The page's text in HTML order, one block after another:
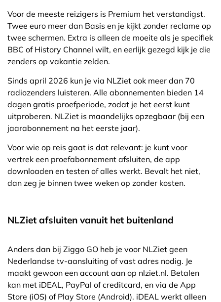
Voor de meeste reizigers is Premium het verstandigst.
Twee euro meer dan Basis en je kijkt zonder reclame op
twee schermen. Extra is alleen de moeite als je specifiek
BBC of History Channel wilt, en eerlijk gezegd kijk je die
zenders op vakantie zelden.
Sinds april 2026 kun je via NLZiet ook meer dan 70
radiozenders luisteren. Alle abonnementen bieden 14
dagen gratis proefperiode, zodat je het eerst kunt
uitproberen. NLZiet is maandelijks opzegbaar (bij een
jaarabonnement na het eerste jaar).
Voor wie op reis gaat is dat relevant: je kunt voor
vertrek een proefabonnement afsluiten, de app
downloaden en testen of alles werkt. Bevalt het niet,
dan zeg je binnen twee weken op zonder kosten.
NLZiet afsluiten vanuit het buitenland
Anders dan bij Ziggo GO heb je voor NLZiet geen
Nederlandse tv-aansluiting of vast adres nodig. Je
maakt gewoon een account aan op nlziet.nl. Betalen
kan met iDEAL, PayPal of creditcard, en via de App
Store (iOS) of Play Store (Android). iDEAL werkt alleen